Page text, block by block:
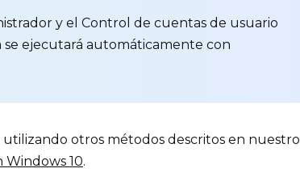
y el Control de cuentas de usuario
se ejecutará automáticamente con
otros métodos descritos en nuestro
Windows 10.